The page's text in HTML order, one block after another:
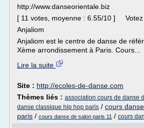
http://www.danseorientale.biz
[ 11 votes, moyenne : 6.55/10 ] Votez
Anjaliom
Anjaliom est le centre de danse de
Xème arrondissement à Paris. Cours...
Lire la suite
Site : http://ecoles-de-danse.com
Thèmes liés : association cours de danse
danse classique hip hop paris / cours
paris / cours danse de salon paris 11 / cours